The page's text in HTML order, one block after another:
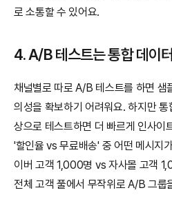
로 소통할 수 있어요.
4. A/B 테스트는 통합 데이
채널별로 따로 A/B 테스트를 하면 샘
의성을 확보하기 어려워요. 하지만
상으로 테스트하면 더 빠르게 인사이
'할인율 vs 무료배송' 중 어떤 메시지
이버 고객 1,000명 vs 자사몰 고객
전체 고객 풀에서 무작위로 A/B 그룹